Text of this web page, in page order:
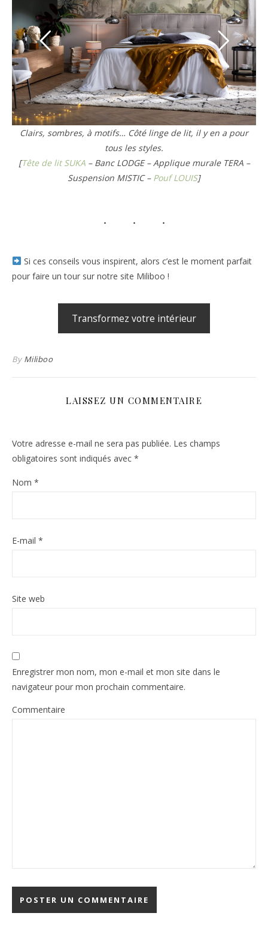
Clairs, sombres, à motifs… Côté linge de lit, il y en a pour
tous les styles.
[Tête de lit SUKA– Banc LODGE – Applique murale TERA –
Suspension MISTIC – Pouf LOUIS]
Si ces conseils vous inspirent, alors c’est le moment parfait
pour faire un tour sur notre site Miliboo !
Transformez votre intérieur
By Miliboo
LAISSEZ UN COMMENTAIRE
Votre adresse e-mail ne sera pas publiée. Les champs
obligatoires sont indiqués avec *
Nom *
E-mail *
Site web
Enregistrer mon nom, mon e-mail et mon site dans le
navigateur pour mon prochain commentaire.
Commentaire